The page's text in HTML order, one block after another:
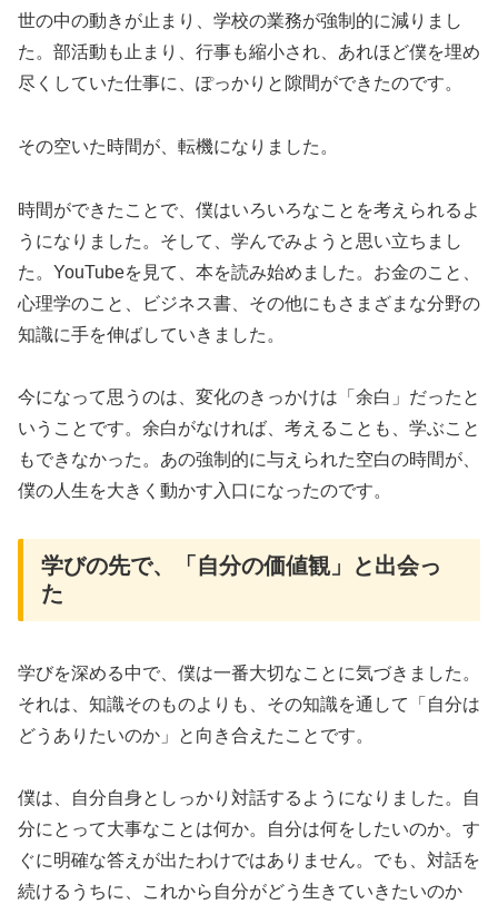
世の中の動きが止まり、学校の業務が強制的に減りまし
た。部活動も止まり、行事も縮小され、あれほど僕を埋め
尽くしていた仕事に、ぽっかりと隙間ができたのです。
その空いた時間が、転機になりました。
時間ができたことで、僕はいろいろなことを考えられるよ
うになりました。そして、学んでみようと思い立ちまし
た。YouTubeを見て、本を読み始めました。お金のこと、
心理学のこと、ビジネス書、その他にもさまざまな分野の
知識に手を伸ばしていきました。
今になって思うのは、変化のきっかけは「余白」だったと
いうことです。余白がなければ、考えることも、学ぶこと
もできなかった。あの強制的に与えられた空白の時間が、
僕の人生を大きく動かす入口になったのです。
学びの先で、「自分の価値観」と出会っ
た
学びを深める中で、僕は一番大切なことに気づきました。
それは、知識そのものよりも、その知識を通して「自分は
どうありたいのか」と向き合えたことです。
僕は、自分自身としっかり対話するようになりました。自
分にとって大事なことは何か。自分は何をしたいのか。す
ぐに明確な答えが出たわけではありません。でも、対話を
続けるうちに、これから自分がどう生きていきたいのか